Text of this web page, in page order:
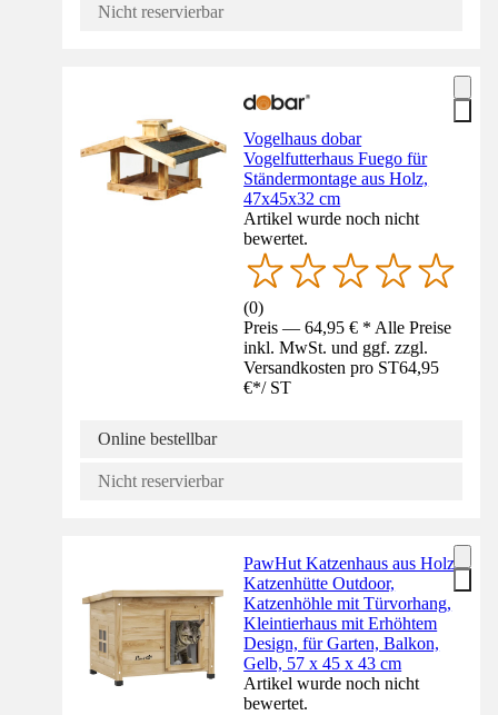
Nicht reservierbar
Vogelhaus dobar
Vogelfutterhaus Fuego für
Ständermontage aus Holz,
47x45x32 cm
Artikel wurde noch nicht
bewertet.
(0)
Preis — 64,95 € * Alle Preise
inkl. MwSt. und ggf. zzgl.
Versandkosten pro ST64,95
€*/ ST
Online bestellbar
Nicht reservierbar
PawHut Katzenhaus aus Holz,
Katzenhütte Outdoor,
Katzenhöhle mit Türvorhang,
Kleintierhaus mit Erhöhtem
Design, für Garten, Balkon,
Gelb, 57 x 45 x 43 cm
Artikel wurde noch nicht
bewertet.